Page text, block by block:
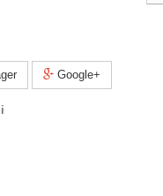
Google+